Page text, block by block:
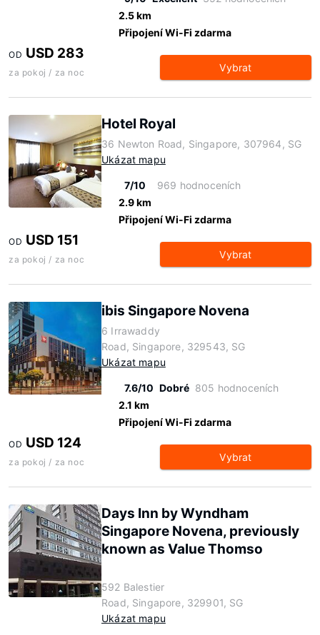
2.5 km
Připojení Wi-Fi zdarma
OD USD 283
za pokoj / za noc Vybrat
Hotel Royal
36 Newton Road, Singapore, 307964, SG
Ukázat mapu
7/10
969 hodnoceních
2.9 km
Připojení Wi-Fi zdarma
OD USD 151
za pokoj / za noc Vybrat
ibis Singapore Novena
6 Irrawaddy
Road, Singapore, 329543, SG
Ukázat mapu
7.6/10 Dobré 805 hodnoceních
2.1 km
Připojení Wi-Fi zdarma
OD USD 124
za pokoj / za noc Vybrat
Days Inn by Wyndham
Singapore Novena, previously
known as Value Thomso
592 Balestier
Road, Singapore, 329901, SG
Ukázat mapu